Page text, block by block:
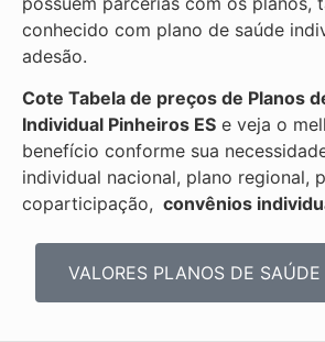
conhecido com plano de saúde
adesão.
Cote Tabela de preços de Planos
Individual Pinheiros ES e veja o
benefício conforme sua
individual nacional, plano regional,
coparticipação, convênios
VALORES PLANOS DE